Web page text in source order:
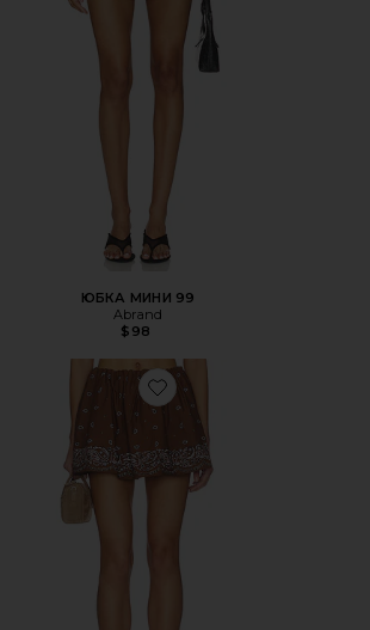
ЮБКА МИНИ 99
Abrand
$98
Favorite ЮБКА-ШОРТЫ TINA